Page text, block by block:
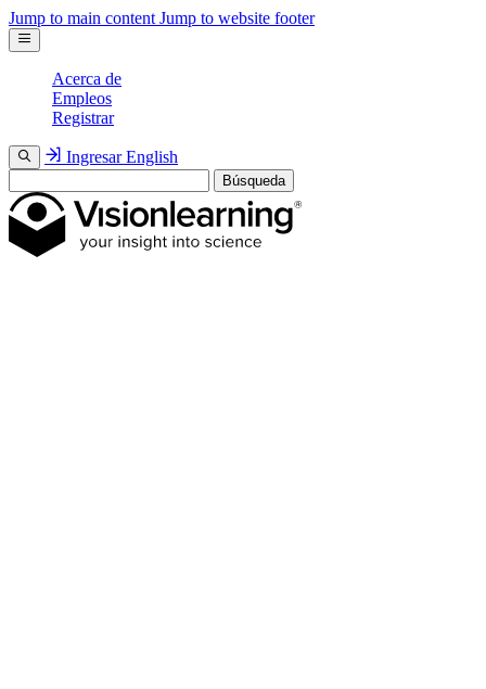
Jump to main content Jump to website footer
Acerca de
Empleos
Registrar
Ingresar English
Búsqueda